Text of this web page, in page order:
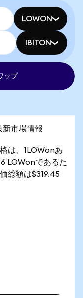
LOWON
IBITON
ップ
市場情報
は、1LOWonあ
LOWonであるた
総額は$319.45